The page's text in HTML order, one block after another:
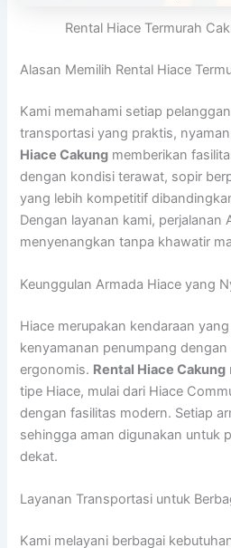
Rental Hiace Termurah
Alasan Memilih Rental Hiace
Kami memahami setiap
transportasi yang praktis,
Hiace Cakung memberikan
dengan kondisi terawat, sopir
yang lebih kompetitif
Dengan layanan kami, perjalanan
menyenangkan tanpa khawatir
Keunggulan Armada Hiace yang
Hiace merupakan kendaraan
kenyamanan penumpang
ergonomis. Rental Hiace Cakung
tipe Hiace, mulai dari Hiace
dengan fasilitas modern. Setiap
sehingga aman digunakan untuk
dekat.
Layanan Transportasi untuk
Kami melayani berbagai